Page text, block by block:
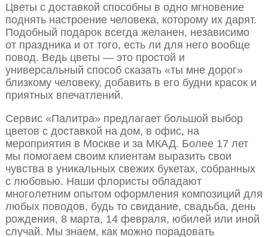
Цветы с доставкой способны в одно мгновение
поднять настроение человека, которому их дарят.
Подобный подарок всегда желанен, независимо
от праздника и от того, есть ли для него вообще
повод. Ведь цветы — это простой и
универсальный способ сказать «ты мне дорог»
близкому человеку, добавить в его будни красок и
приятных впечатлений.
Сервис «Палитра» предлагает большой выбор
цветов с доставкой на дом, в офис, на
мероприятия в Москве и за МКАД. Более 17 лет
мы помогаем своим клиентам выразить свои
чувства в уникальных свежих букетах, собранных
с любовью. Наши флористы обладают
многолетним опытом оформления композиций для
любых поводов, будь то свидание, свадьба, день
рождения, 8 марта, 14 февраля, юбилей или иной
случай. Мы знаем, как можно порадовать